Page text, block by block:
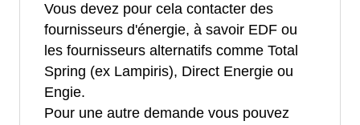
Vous devez pour cela contacter des
fournisseurs d'énergie, à savoir EDF ou
les fournisseurs alternatifs comme Total
Spring (ex Lampiris), Direct Energie ou
Engie.
Pour une autre demande vous pouvez